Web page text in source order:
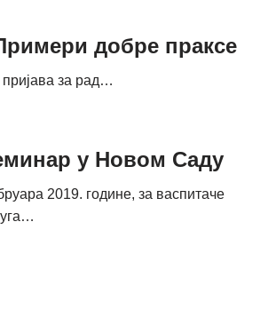
добре праксе
пријава за рад…
у Новом Саду
2019. године, за васпитаче